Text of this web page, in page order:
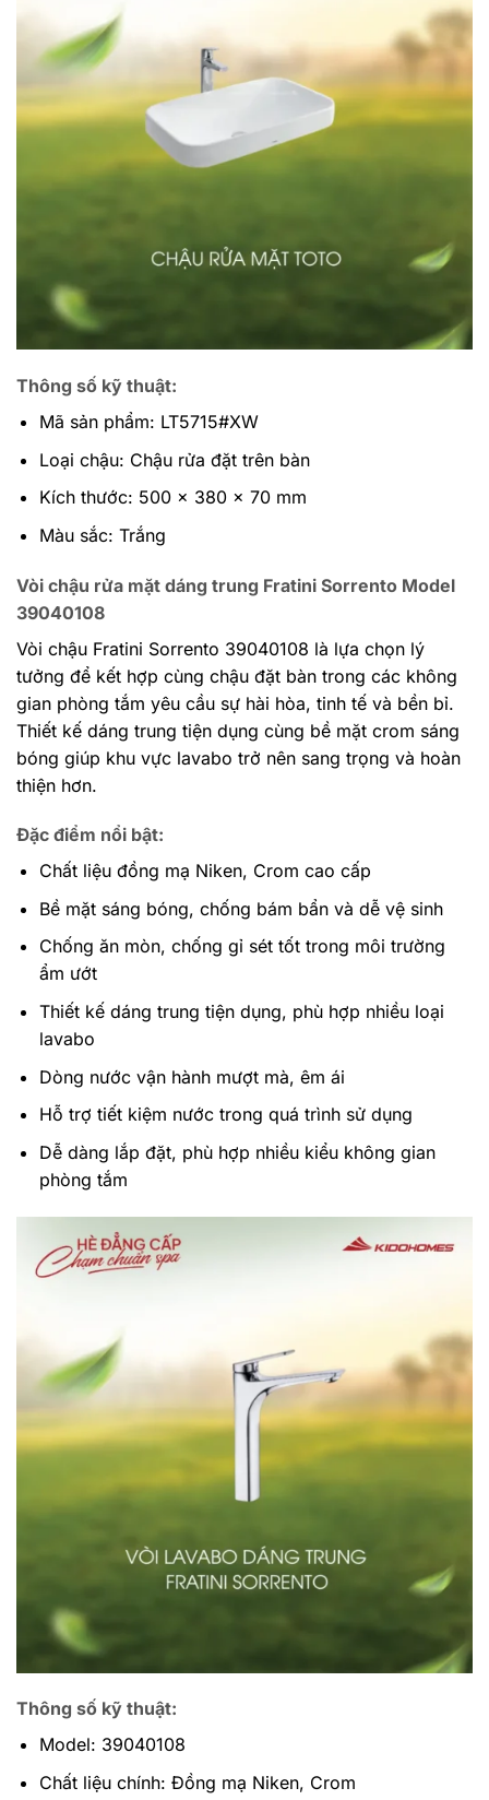
Thông số kỹ thuật:
Mã sản phẩm: LT5715#XW
Loại chậu: Chậu rửa đặt trên bàn
Kích thước: 500 x 380 x 70 mm
Màu sắc: Trắng
Vòi chậu rửa mặt dáng trung Fratini Sorrento Model
39040108
Vòi chậu Fratini Sorrento 39040108 là lựa chọn lý
tưởng để kết hợp cùng chậu đặt bàn trong các không
gian phòng tắm yêu cầu sự hài hòa, tinh tế và bền bỉ.
Thiết kế dáng trung tiện dụng cùng bề mặt crom sáng
bóng giúp khu vực lavabo trở nên sang trọng và hoàn
thiện hơn.
Đặc điểm nổi bật:
Chất liệu đồng mạ Niken, Crom cao cấp
Bề mặt sáng bóng, chống bám bẩn và dễ vệ sinh
Chống ăn mòn, chống gỉ sét tốt trong môi trường
ẩm ướt
Thiết kế dáng trung tiện dụng, phù hợp nhiều loại
lavabo
Dòng nước vận hành mượt mà, êm ái
Hỗ trợ tiết kiệm nước trong quá trình sử dụng
Dễ dàng lắp đặt, phù hợp nhiều kiểu không gian
phòng tắm
Thông số kỹ thuật:
Model: 39040108
Chất liệu chính: Đồng mạ Niken, Crom